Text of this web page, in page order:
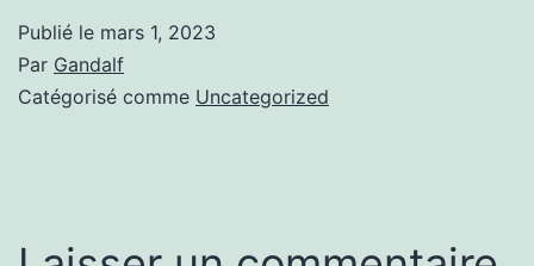
Publié le mars 1, 2023
Par Gandalf
Catégorisé comme Uncategorized